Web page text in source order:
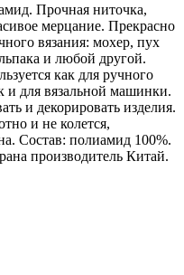
Прочная ниточка,
мерцание. Прекрасно
вязания: мохер, пух
и любой другой.
как для ручного
и для вязальной машинки.
и декорировать изделия.
и не колется,
Состав: полиамид 100%.
производитель Китай.